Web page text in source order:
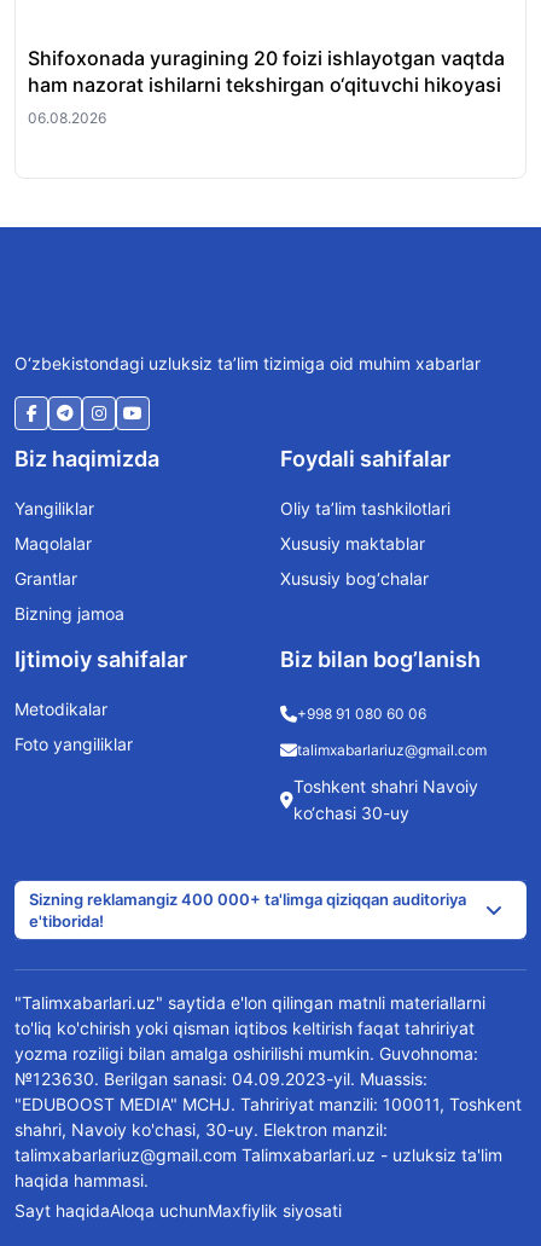
Shifoxonada yuragining 20 foizi ishlayotgan vaqtda
ham nazorat ishilarni tekshirgan o‘qituvchi hikoyasi
06.08.2026
O‘zbekistondagi uzluksiz ta’lim tizimiga oid muhim xabarlar
Biz haqimizda
Yangiliklar
Maqolalar
Grantlar
Bizning jamoa
Foydali sahifalar
Oliy ta’lim tashkilotlari
Xususiy maktablar
Xususiy bog‘chalar
Ijtimoiy sahifalar
Metodikalar
Foto yangiliklar
Biz bilan bog’lanish
+998 91 080 60 06
talimxabarlariuz@gmail.com
Toshkent shahri Navoiy
ko‘chasi 30-uy
Sizning reklamangiz 400 000+ ta'limga qiziqqan auditoriya
e'tiborida!
"Talimxabarlari.uz" saytida e'lon qilingan matnli materiallarni
to'liq ko'chirish yoki qisman iqtibos keltirish faqat tahririyat
yozma roziligi bilan amalga oshirilishi mumkin. Guvohnoma:
№123630. Berilgan sanasi: 04.09.2023-yil. Muassis:
"EDUBOOST MEDIA" MCHJ. Tahririyat manzili: 100011, Toshkent
shahri, Navoiy ko'chasi, 30-uy. Elektron manzil:
talimxabarlariuz@gmail.com Talimxabarlari.uz - uzluksiz ta'lim
haqida hammasi.
Sayt haqidaAloqa uchunMaxfiylik siyosati